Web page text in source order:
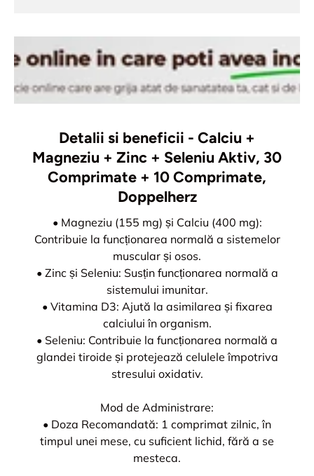
Detalii si beneficii - Calciu +
Magneziu + Zinc + Seleniu Aktiv, 30
Comprimate + 10 Comprimate,
Doppelherz
• Magneziu (155 mg) și Calciu (400 mg):
Contribuie la funcționarea normală a sistemelor
muscular și osos.
• Zinc și Seleniu: Susțin funcționarea normală a
sistemului imunitar.
• Vitamina D3: Ajută la asimilarea și fixarea
calciului în organism.
• Seleniu: Contribuie la funcționarea normală a
glandei tiroide și protejează celulele împotriva
stresului oxidativ.
Mod de Administrare:
• Doza Recomandată: 1 comprimat zilnic, în
timpul unei mese, cu suficient lichid, fără a se
mesteca.